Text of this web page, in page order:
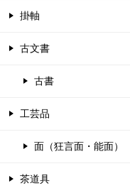
掛軸
古文書
古書
工芸品
面（狂言面・能面）
茶道具